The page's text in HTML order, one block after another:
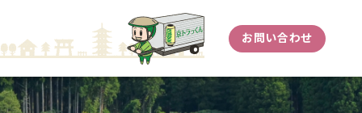
お問い合わせ